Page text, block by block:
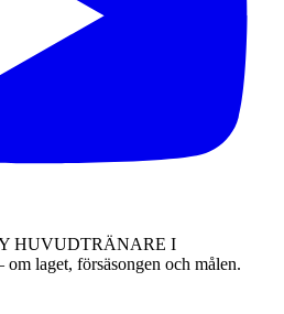
HUVUDTRÄNARE I
laget, försäsongen och målen.